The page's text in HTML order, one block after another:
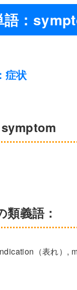
語：
症状
義語：
（表れ）,